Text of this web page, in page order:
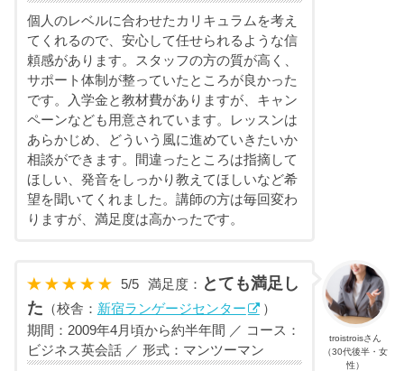
個人のレベルに合わせたカリキュラムを考え
てくれるので、安心して任せられるような信
頼感があります。スタッフの方の質が高く、
サポート体制が整っていたところが良かった
です。入学金と教材費がありますが、キャン
ペーンなども用意されています。レッスンは
あらかじめ、どういう風に進めていきたいか
相談ができます。間違ったところは指摘して
ほしい、発音をしっかり教えてほしいなど希
望を聞いてくれました。講師の方は毎回変わ
りますが、満足度は高かったです。
troistroisさん
（30代後半・女
性）
5/5 満足度： とても満足し
た （校舎： 新宿ランゲージセンター
）
期間：2009年4月頃から約半年間 ／ コース：
ビジネス英会話 ／ 形式：マンツーマン